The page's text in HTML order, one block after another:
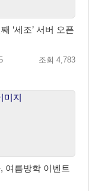
‘세조’ 서버 오픈
조회 4,783
여름방학 이벤트